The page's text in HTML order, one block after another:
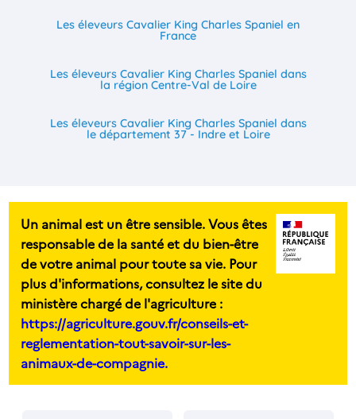
Les éleveurs Cavalier King Charles Spaniel en
France
Les éleveurs Cavalier King Charles Spaniel dans
la région Centre-Val de Loire
Les éleveurs Cavalier King Charles Spaniel dans
le département 37 - Indre et Loire
Un animal est un être sensible. Vous êtes
responsable de la santé et du bien-être
de votre animal pour toute sa vie. Pour
plus d'informations, consultez le site du
ministère chargé de l'agriculture :
https://agriculture.gouv.fr/conseils-et-
reglementation-tout-savoir-sur-les-
animaux-de-compagnie.